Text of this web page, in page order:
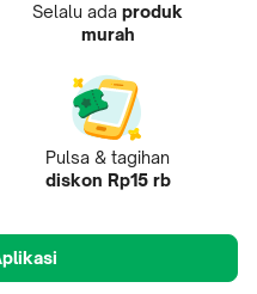
Selalu ada produk
murah
Pulsa & tagihan
diskon Rp15 rb